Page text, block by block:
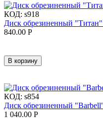
КОД: s918
Диск обрезиненный
840.00 Р
В корзину
КОД: s854
Диск обрезиненный
1 040.00 Р